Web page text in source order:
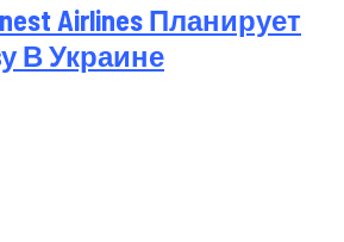
Airlines Планирует
В Украине